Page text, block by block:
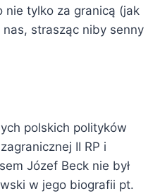
nie tylko za granicą (jak
strasząc niby senny
polskich polityków
II RP i
Józef Beck nie był
w jego biografii pt.